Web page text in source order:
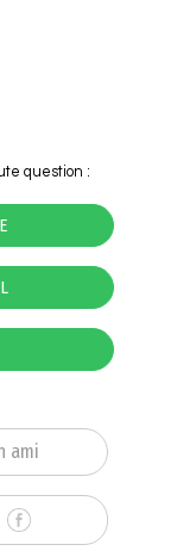
question :
ami